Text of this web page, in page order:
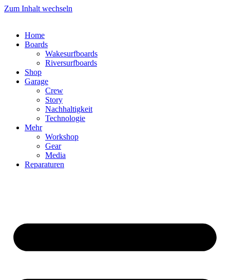
Zum Inhalt wechseln
Home
Boards
Wakesurfboards
Riversurfboards
Shop
Garage
Crew
Story
Nachhaltigkeit
Technologie
Mehr
Workshop
Gear
Media
Reparaturen